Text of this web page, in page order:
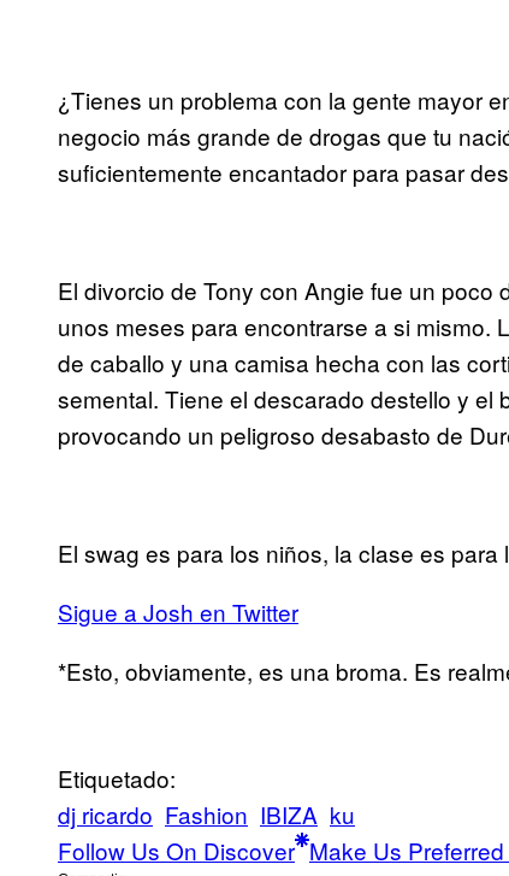
¿Tienes un problema con la gente mayor
negocio más grande de drogas que tu
suficientemente encantador para pasar
El divorcio de Tony con Angie fue un
unos meses para encontrarse a si mismo.
de caballo y una camisa hecha con las
semental. Tiene el descarado destello y
provocando un peligroso desabasto de
El swag es para los niños, la clase es para
Sigue a Josh en Twitter
*Esto, obviamente, es una broma. Es
Etiquetado:
dj ricardo Fashion IBIZA ku
Follow Us On Discover Make Us